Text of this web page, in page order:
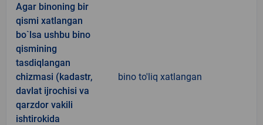
Agar binoning bir
qismi xatlangan
bo`lsa ushbu bino
qismining
tasdiqlangan
chizmasi (kadastr,
davlat ijrochisi va
qarzdor vakili
ishtirokida
bino to'liq xatlangan